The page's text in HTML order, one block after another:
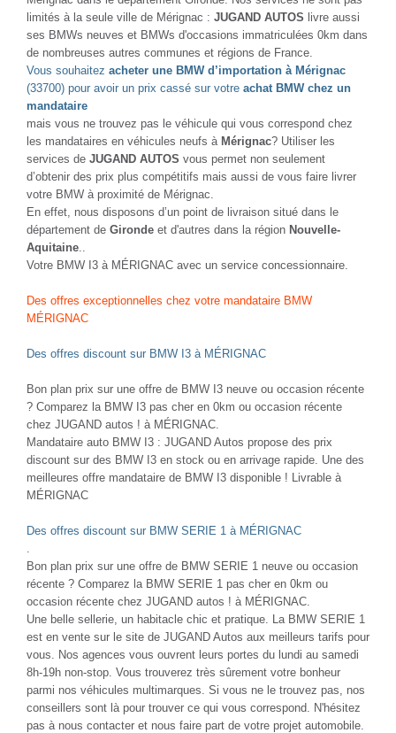
limités à la seule ville de Mérignac : JUGAND AUTOS livre aussi
ses BMWs neuves et BMWs d'occasions immatriculées 0km dans
de nombreuses autres communes et régions de France.
Vous souhaitez acheter une BMW d’importation à Mérignac
(33700) pour avoir un prix cassé sur votre achat BMW chez un
mandataire
mais vous ne trouvez pas le véhicule qui vous correspond chez
les mandataires en véhicules neufs à Mérignac? Utiliser les
services de JUGAND AUTOS vous permet non seulement
d’obtenir des prix plus compétitifs mais aussi de vous faire livrer
votre BMW à proximité de Mérignac.
En effet, nous disposons d’un point de livraison situé dans le
département de Gironde et d'autres dans la région Nouvelle-
Aquitaine
Votre BMW I3 à MÉRIGNAC avec un service concessionnaire.
Des offres exceptionnelles chez votre mandataire BMW
MÉRIGNAC
Des offres discount sur BMW I3 à MÉRIGNAC
Bon plan prix sur une offre de BMW I3 neuve ou occasion récente
? Comparez la BMW I3 pas cher en 0km ou occasion récente
chez JUGAND autos ! à MÉRIGNAC.
Mandataire auto BMW I3 : JUGAND Autos propose des prix
discount sur des BMW I3 en stock ou en arrivage rapide. Une des
meilleures offre mandataire de BMW I3 disponible ! Livrable à
MÉRIGNAC
Des offres discount sur BMW SERIE 1 à MÉRIGNAC
Bon plan prix sur une offre de BMW SERIE 1 neuve ou occasion
récente ? Comparez la BMW SERIE 1 pas cher en 0km ou
occasion récente chez JUGAND autos ! à MÉRIGNAC.
Une belle sellerie, un habitacle chic et pratique. La BMW SERIE 1
est en vente sur le site de JUGAND Autos aux meilleurs tarifs pour
vous. Nos agences vous ouvrent leurs portes du lundi au samedi
8h-19h non-stop. Vous trouverez très sûrement votre bonheur
parmi nos véhicules multimarques. Si vous ne le trouvez pas, nos
conseillers sont là pour trouver ce qui vous correspond. N'hésitez
pas à nous contacter et nous faire part de votre projet automobile.